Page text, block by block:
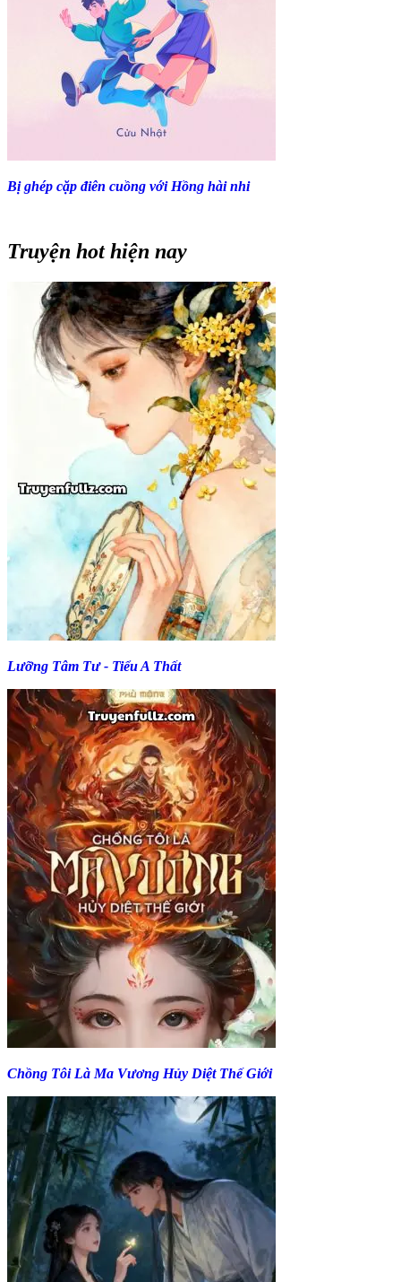
Bị ghép cặp điên cuồng với Hồng hài nhi
Truyện hot hiện nay
Lưỡng Tâm Tư - Tiểu A Thất
Chồng Tôi Là Ma Vương Hủy Diệt Thế Giới